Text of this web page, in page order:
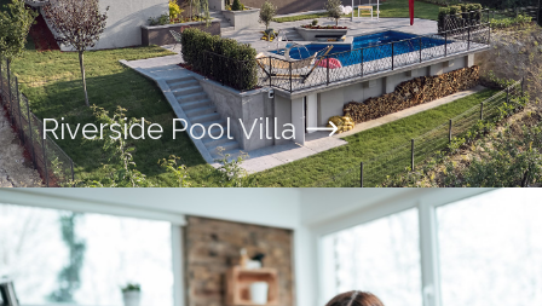
Riverside Pool Villa